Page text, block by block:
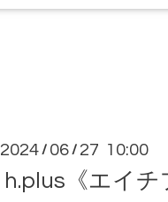
2024 / 06 / 27 10:00
h.plus《エイ